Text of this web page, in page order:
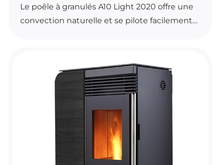
Le poêle à granulés A10 Light 2020 offre une
convection naturelle et se pilote facilement
compatible avec le Wi-Fi de série et dispose
d’un brasier autonettoyant.
Ce modèle est étanche et intègre une
ventilation frontale entièrement
désactivable, ainsi qu’un système de contrôle
automatique de la combustion. Il est proposé
en plusieurs variantes de finition.